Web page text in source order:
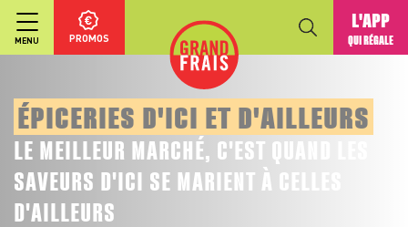
MENU PROMOS
L'APP
QUI RÉGALE
ÉPICERIES D'ICI ET D'AILLEURS
LE MEILLEUR MARCHÉ, C'EST QUAND LES
SAVEURS D'ICI SE MARIENT À CELLES
D'AILLEURS